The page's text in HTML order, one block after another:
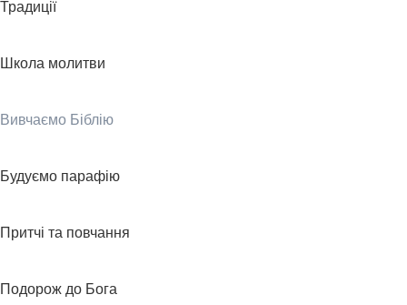
Традиції
Школа молитви
Вивчаємо Біблію
Будуємо парафію
Притчі та повчання
Подорож до Бога